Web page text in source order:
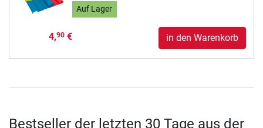
Auf Lager
4,90€ in den Warenkorb
Bestseller der letzten 30 Tage aus der